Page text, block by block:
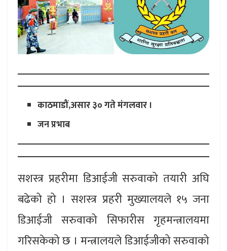
काठमाडौं,असार ३० गते मंगलवार ।
जन प्रभाब
सशस्त्र प्रहरीमा डिआईजी सरुवाको तयारी अघि
बढेको हो । सशस्त्र प्रहरी मुख्यालयले १५ जना
डिआईजी सरुवाको सिफारीस गृहमन्त्रालयमा
गरिसकेको छ । मन्त्रालयले डिआईजीको सरुवाको